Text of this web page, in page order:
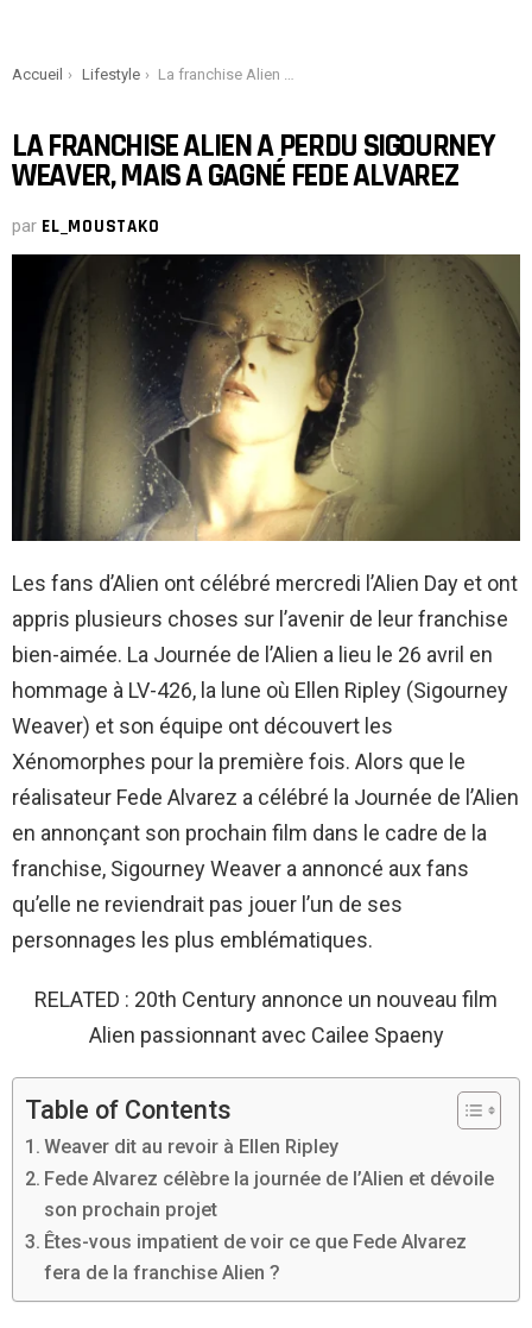
You are here:
Accueil Lifestyle La franchise Alien a perdu Sigourney Weaver, mais a gagné Fede Alvarez
LA FRANCHISE ALIEN A PERDU SIGOURNEY
WEAVER, MAIS A GAGNÉ FEDE ALVAREZ
par EL_MOUSTAKO
Les fans d’Alien ont célébré mercredi l’Alien Day et ont
appris plusieurs choses sur l’avenir de leur franchise
bien-aimée. La Journée de l’Alien a lieu le 26 avril en
hommage à LV-426, la lune où Ellen Ripley (Sigourney
Weaver) et son équipe ont découvert les
Xénomorphes pour la première fois. Alors que le
réalisateur Fede Alvarez a célébré la Journée de l’Alien
en annonçant son prochain film dans le cadre de la
franchise, Sigourney Weaver a annoncé aux fans
qu’elle ne reviendrait pas jouer l’un de ses
personnages les plus emblématiques.
RELATED : 20th Century annonce un nouveau film
Alien passionnant avec Cailee Spaeny
Table of Contents
Weaver dit au revoir à Ellen Ripley
Fede Alvarez célèbre la journée de l’Alien et dévoile
son prochain projet
Êtes-vous impatient de voir ce que Fede Alvarez
fera de la franchise Alien ?